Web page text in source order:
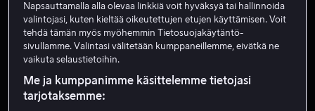
James Arnold Taylor
Ääni Vieras
Napsauttamalla alla olevaa linkkiä voit hyväksyä tai hallinnoida
valintojasi, kuten kieltää oikeutettujen etujen käyttämisen. Voit
tehdä tämän myös myöhemmin Tietosuojakäytäntö-
sivullamme. Valintasi välitetään kumppaneillemme, eivätkä ne
vaikuta selaustietoihin.
Me ja kumppanimme käsittelemme tietojasi
tarjotaksemme: